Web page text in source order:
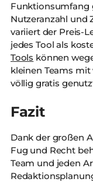
Funktionsumfang
Nutzeranzahl und
variiert der Preis-
jedes Tool als
Tools können
kleinen Teams
völlig gratis
Fazit
Dank der großen
Fug und Recht
Team und jeden